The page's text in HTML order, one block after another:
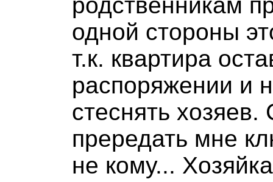
родственникам
одной стороны
т.к. квартира
распоряжении и
стеснять
прередать мне
не кому...